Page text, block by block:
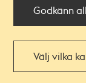
Godkänn
Välj vilka